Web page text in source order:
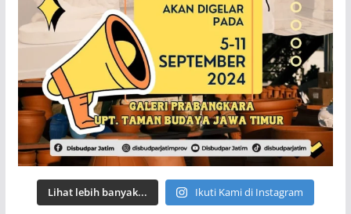
Lihat lebih banyak... Ikuti Kami di Instagram